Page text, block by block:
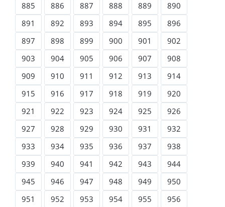
885
886 887 888 889
890
891
892 893 894 895
896
897
898 899 900 901
902
903
904 905 906 907
908
909
910 911 912 913
914
915
916 917 918 919
920
921
922 923 924 925
926
927
928 929 930 931
932
933
934 935 936 937
938
939
940 941 942 943
944
945
946 947 948 949
950
951
952 953 954 955
956